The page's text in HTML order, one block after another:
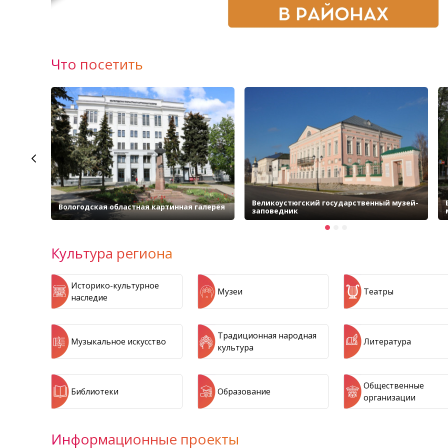
Что посетить
Вологодская областная картинная галерея
Великоустюгский государственный музей-
заповедник
Культура региона
Историко-культурное
наследие
Музеи Театры
Музыкальное искусство
Традиционная народная
культура
Литература
Библиотеки Образование
Общественные
организации
Информационные проекты